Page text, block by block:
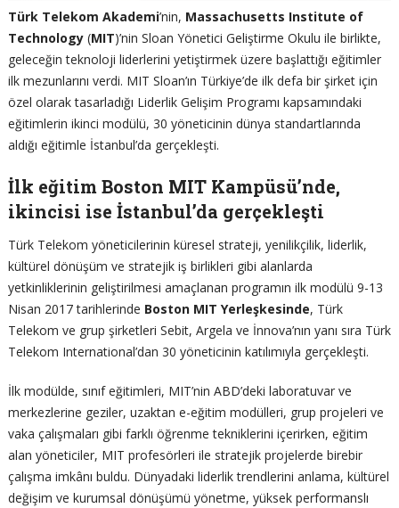
Türk Telekom Akademi’nin, Massachusetts Institute of
Technology(MIT)’nin Sloan Yönetici Geliştirme Okulu ile birlikte,
geleceğin teknoloji liderlerini yetiştirmek üzere başlattığı eğitimler
ilk mezunlarını verdi. MIT Sloan’ın Türkiye’de ilk defa bir şirket için
özel olarak tasarladığı Liderlik Gelişim Programı kapsamındaki
eğitimlerin ikinci modülü, 30 yöneticinin dünya standartlarında
aldığı eğitimle İstanbul’da gerçekleşti.
İlk eğitim Boston MIT Kampüsü’nde,
ikincisi ise İstanbul’da gerçekleşti
Türk Telekom yöneticilerinin küresel strateji, yenilikçilik, liderlik,
kültürel dönüşüm ve stratejik iş birlikleri gibi alanlarda
yetkinliklerinin geliştirilmesi amaçlanan programın ilk modülü 9-13
Nisan 2017 tarihlerinde Boston MIT Yerleşkesinde, Türk
Telekom ve grup şirketleri Sebit, Argela ve İnnova’nın yanı sıra Türk
Telekom International’dan 30 yöneticinin katılımıyla gerçekleşti.
İlk modülde, sınıf eğitimleri, MIT’nin ABD’deki laboratuvar ve
merkezlerine geziler, uzaktan e-eğitim modülleri, grup projeleri ve
vaka çalışmaları gibi farklı öğrenme tekniklerini içerirken, eğitim
alan yöneticiler, MIT profesörleri ile stratejik projelerde birebir
çalışma imkânı buldu. Dünyadaki liderlik trendlerini anlama, kültürel
değişim ve kurumsal dönüşümü yönetme, yüksek performanslı